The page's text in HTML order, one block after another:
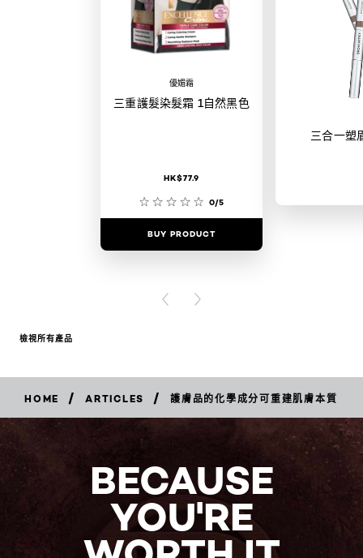
優媚霜
三重護髮染髮霜 1自然黑色
HK$77.9
0/5
BUY PRODUCT
三合一塑
PREVIOUS CARD
NEXT CARD
檢視所有產品
HOME / ARTICLES / 護膚品的化學成分可重建肌膚本質
BECAUSE
YOU'RE